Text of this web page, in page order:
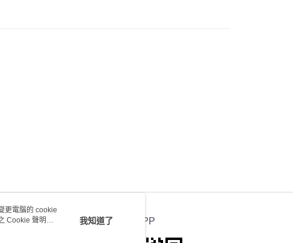
官方APP
更電腦的 cookie
Cookie 聲明使
我知道了